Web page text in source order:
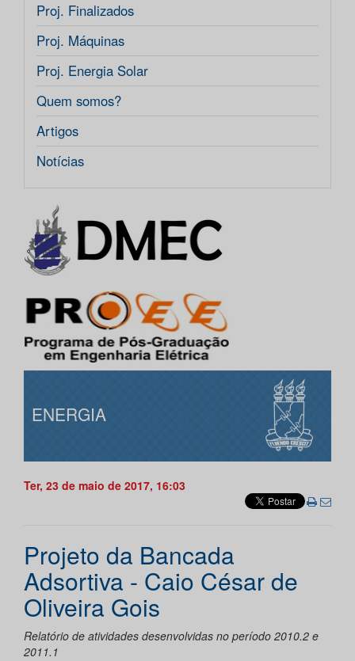
Proj. Finalizados
Proj. Máquinas
Proj. Energia Solar
Quem somos?
Artigos
Notícias
ENERGIA
Ter, 23 de maio de 2017, 16:03
Projeto da Bancada
Adsortiva - Caio César de
Oliveira Gois
Relatório de atividades desenvolvidas no período 2010.2 e
2011.1